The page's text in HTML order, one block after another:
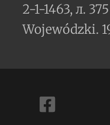
2-1-1463, л.
Wojewódzki.